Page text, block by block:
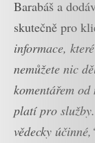
Barabáš a
skutečně pro
informace,
nemůžete nic
komentářem
platí pro
vědecky